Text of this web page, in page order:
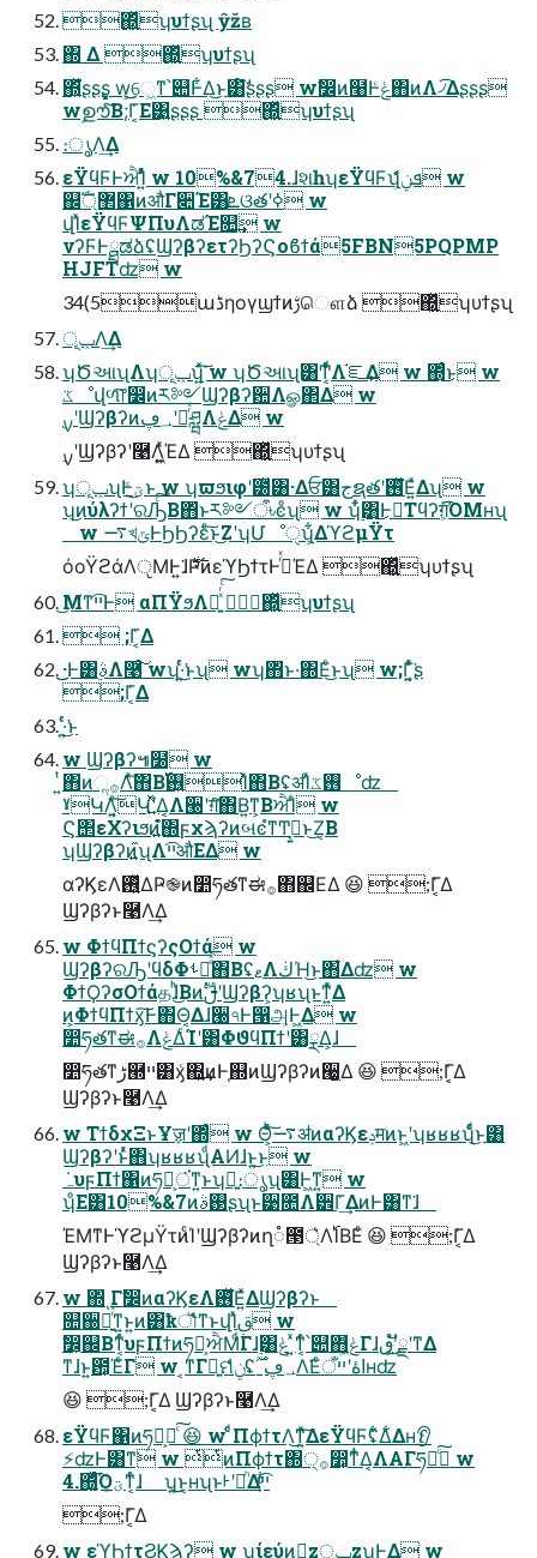
΍͍͖ͬͯʮυϯʂʯ ŷžʙ
΍ Δ ΍͍͖ͬͯʮυϯʂʯ
΍͍ͬͯ͘ʂʂʂ͏͓͓͓͓͓ w͕͜͜େ͖ͳ՝୊Ͱ͋Δ͜ͱ͸ࣗ໌ʂʂʂ wࣗ෼ͷ໨Ͱݟͨ΋ͷΛ৴͡Δʂʂʂ
wࣦഊͨ͠Β;Γ͔͑Ε͹͍͍ʂʂʂ ΍͍͖ͬͯʮυϯʂʯ
։ൃΛ͢Δ
εΫϥϜͰਐΊ͍ͯͬͨ w 10%&74.ɺશһʮεΫϥϜʯܦݧ͕͋ͬͨ w
஌ࣝ޲্΁ͷऔΓ૊Έ͸ܧଓతʹߦ͏ w
վΊͯεΫϥϜΨΠυΛಡΈ௚͢ w
νʔϜͰྠಡձʢϢʔβʔετʔϦʔϚοϐϯά5FBN5PQPMP
HJFTʣ w
34(5աڈηογϣϯͷࢹௌձ ΍͍͖ͬͯʮυϯʂʯ
ݕূΛ͢Δ
ʮԾઆʯΛʮݕূʯ͍ͯ͘͠ w ʮԾઆʯ͸Ͳ͏͔ͩͬͨΛ֬ೝ͢Δ w ΍ͬͨ͜ͱ w
ػೳվળͨ͠෦෼ͷར༻Ϣʔβʔ਺Λௐ΂Δ w
࣮ࡍʹϢʔβʔͷ؀ڥʹೖͬͯཤྺΛݟΔ w
࣮ࡍʹϢʔβʔʹ࿩Λ͖͍ͯΈΔ ΍͍͖ͬͯʮυϯʂʯ
ʮݕূʯͰؾ͍ͮͨ͜ͱ w ʮϖϧιφʹ౰ͯ͸·Δਓ͸جຊతʹ࢖ͬͯ͘Ε͍ͯΔʯ w
ʮ͜ͷύλʔϯʹରԠͨ͠Β΋ͬͱར༻ऀ৳ͼͦ͏ʯ w ʮ࣮͋ͬ͸͜͜Ͱྑ͘Τϥʔग़͕ͪ͡ΌΜʜʯ
w ࠷খݶͰϦϦʔεͨ͠ͱ͜ΖʹʮՄೳੑʯ͕͋ΔϓϩμΫτ
όοΫϩάΛੵΜͰ͍͘ɺ࣍Ҏ߱ͷεϓϦϯτͰ࡞ͬͯΈΔ ΍͍͖ͬͯʮυϯʂʯ
͜Μͳײ͡Ͱ αΠΫϧΛճ͍ͯͬͨ͠ ΍͍͖ͬͯʮυϯʂʯ
 ;Γ͔͑Δ
͜͜·Ͱ͸ࣄ࣮Λ࿩ͨ͠ wʮ͏·͍ͬͨ͘͜ͱʯ wʮ΋ͬͱ͏·͘΍Εͨ͜ͱʯ w;Γ͔͍͑ͬͯ͘ʂ
;Γ͔͑Δ
͏·͍ͬͨ͘͜ͱ
w Ϣʔβʔ๚໰ w
͍ͭ΋ͷૢ࡞Λͯ͠΋Β͏࢖͍࢝Ίͯ΋Β͏ʢॳΊͯ࢖͏ػೳʣ
ˠԿΛ͍͔ͨ͠Կʹ໎͍ͬͯΔ͔Λ੠ʹग़ͯ͠΋Β͍ͳ͕ΒਐΊͨ w
Ϛ΢εΧʔιϧͷ໎͍ํ΍ϝχϡʔͷબͼํͳͲࡉ͔͍ͱ͜Ζ͔Β
ʮϢʔβʔͷ໎͍ʯΛײ͡औΕΔ w
αʔϏεΛ࢖͍ͬͯΔҎ֎ͷ෺ཧతͳಈ࡞΋஌ΕΔ 😆 ;Γ͔͑Δ
Ϣʔβʔͱ࿩Λ͢Δ
w ΦϯϥΠϯϛʔςΟϯά w
ϢʔβʔରԠʹϥδΦࢀՃͤͯ͞΋Β͏ʢޱΛڬΉ͜ͱ΋͋Δʣ w
ΦϯϘʔσΟϯάதɺͪ͜ΒͷࢦࣔʹϢʔβʔ͕ʮʁʯͱͳ͍ͬͯΔ
ͷ͕ΦϯϥΠϯӽ͠Ͱ΋Θ͔Δɺ੠৭Ͱ൑அ͕Ͱ͖Δ w
෺ཧతͳಈ࡞ΛݟΔͨΊʹ͸ΦϑϥΠϯʹ͸ྼΔ͕ɺ
෺ཧతͳڑ཭ײ͸ӽ͑΍͍͢ͷͰ֤஍ͷϢʔβʔͷ੠͕͖͚Δ 😆 ;Γ͔͑Δ
Ϣʔβʔͱ࿩Λ͢Δ
w ΤϯδχΞͱҰॹʹ΍ͬͨ w Θ͕ͨͨͪ͠࠷ॳͷαʔϏεݚमͷͱ͖ʹʮʁʁʁʯͩͬͨ͜ͱ͸
Ϣʔβʔʹͱͬͯ΋ʮʁʁʁʯͩΑͶɺͱ͍͏͜ͱ w
ʮͦΕ͸10%&7ͷ࢓ࣄʂʯͱ੹೚Λ۠੾Γ͗͢ΔͷͰ͸ͳ͘ɺ
ΈΜͳͰϓϩμΫτͷͨΊʹϢʔβʔͷղ૾౓্͛Λ࢝ΊΒΕͨ 😆 ;Γ͔͑Δ
Ϣʔβʔͱ࿩Λ͢Δ
w ΍ͬͺΓࣗ෼ͷαʔϏεΛ࢖ͬͯ͘Ε͍ͯΔϢʔβʔͱ
௚઀ձ͍ͬͯͳ͍ͱ͍͏ͷ͸ҟৗͩͬͨͳͱվΊͯࢥ͏ w
ࣗ෼͕஌Βͳ͔ͬͨυϝΠϯͷཧղ͕ਐΜͩΓɺ࣮͸ݟ͑ ͍ͯͳ͔ͬͨ՝୊΋ݟ͖͑ͯͨΓɺٯʹ͕͜͜ັྗʹͳΔ
ͳɺͱ͍͏఺͕Έ͑ͨΓ w ͔ͳΓྑ͍ମݧͩͬͨʢ؀ڥˍ࣌ؒΛ͘Εͨاۀʹײँʜʣ
😆 ;Γ͔͑Δ Ϣʔβʔͱ࿩Λ͢Δ
εΫϥϜ΁ͷཧղ͕૿ͨ͠ 😆 w ͨͩΠϕϯτΛ͜ͳ͍ͯ͠ΔεΫϥϜʢ͋Δ͋Δʜ👂
⚡ʣͰ͸ͳ͘ w ͭͭͷΠϕϯτ΍੍࡞෺͕ͳͥ͋Δ͔ΛΑΓཧղͨ͠ w
4.΍͍͚ͬͯͨͩ͡Όؾ͚ͮͳ͔ͬͨɺ ʮ͜͏͍͏͜ͱ͔ʜʯͱᡰʹམͪΔײ͕͋ͬͨ͡
;Γ͔͑Δ
w εϓϦϯτϨϏϡʔ w ʮίεύͷྑ͍zݕূzʯ͕Ͱ͖Δ w